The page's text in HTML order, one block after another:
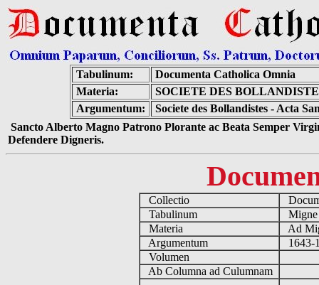
Tabulinum:
Documenta Catholica Omnia
Materia:
SOCIETE DES
Argumentum:
Societe des Bollandistes - Acta
Sancto Alberto Magno Patrono Plorante ac Beata Semper
Defendere Digneris.
Collectio
Tabulinum
Materia
Ad
Argumentum
1643-
Volumen
Ab Columna ad Culumnam